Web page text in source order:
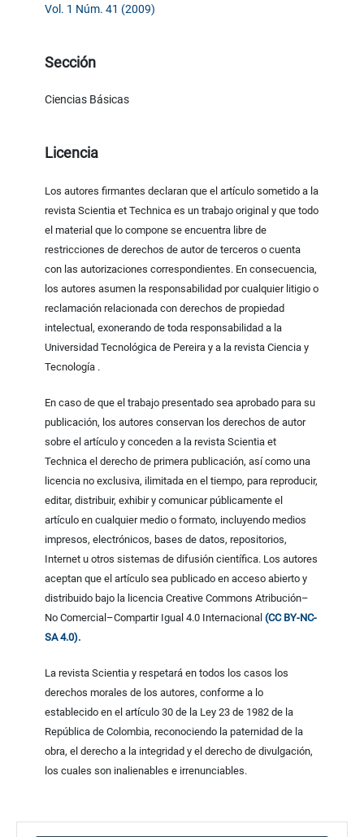
Vol. 1 Núm. 41 (2009)
Sección
Ciencias Básicas
Licencia
Los autores firmantes declaran que el artículo sometido a la
revista Scientia et Technica es un trabajo original y que todo
el material que lo compone se encuentra libre de
restricciones de derechos de autor de terceros o cuenta
con las autorizaciones correspondientes. En consecuencia,
los autores asumen la responsabilidad por cualquier litigio o
reclamación relacionada con derechos de propiedad
intelectual, exonerando de toda responsabilidad a la
Universidad Tecnológica de Pereira y a la revista Ciencia y
Tecnología .
En caso de que el trabajo presentado sea aprobado para su
publicación, los autores conservan los derechos de autor
sobre el artículo y conceden a la revista Scientia et
Technica el derecho de primera publicación, así como una
licencia no exclusiva, ilimitada en el tiempo, para reproducir,
editar, distribuir, exhibir y comunicar públicamente el
artículo en cualquier medio o formato, incluyendo medios
impresos, electrónicos, bases de datos, repositorios,
Internet u otros sistemas de difusión científica. Los autores
aceptan que el artículo sea publicado en acceso abierto y
distribuido bajo la licencia Creative Commons Atribución–
No Comercial–Compartir Igual 4.0 Internacional(CC BY-NC-
SA 4.0).
La revista Scientia y respetará en todos los casos los
derechos morales de los autores, conforme a lo
establecido en el artículo 30 de la Ley 23 de 1982 de la
República de Colombia, reconociendo la paternidad de la
obra, el derecho a la integridad y el derecho de divulgación,
los cuales son inalienables e irrenunciables.